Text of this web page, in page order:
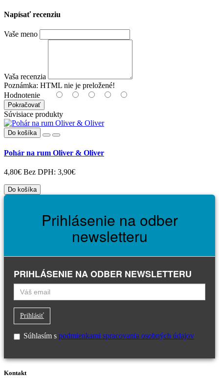
Napísať recenziu
Vaše meno
Vaša recenzia
Poznámka: HTML nie je preložené!
Hodnotenie
Pokračovať
Súvisiace produkty
Do košíka
Pohár na rum Oliver & Oliver
4,80€ Bez DPH: 3,90€
Do košíka
Prihlásenie na odber
newsletteru
PRIHLÁSENIE NA ODBER NEWSLETTERU
Prihlásiť
Súhlasím s podmienkami spracovania osobných údajov
Kontakt